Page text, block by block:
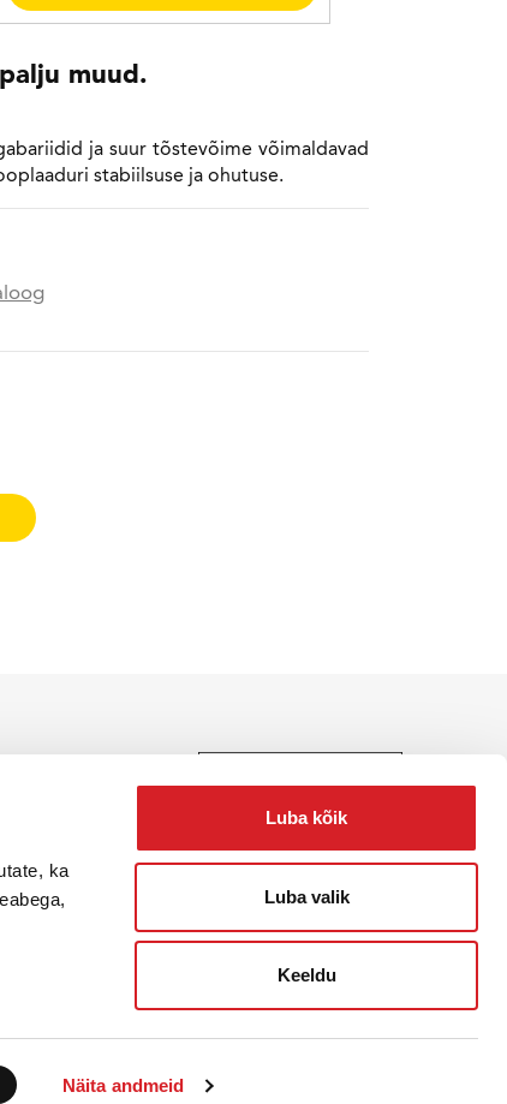
ka
Näita andmeid
Luba kõik
Luba valik
Keeldu
muud.
ja suur tõstevõime võimaldavad
stabiilsuse ja ohutuse.